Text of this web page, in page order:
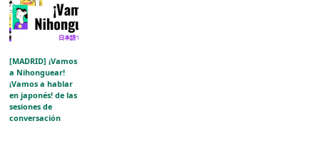
[MADRID] ¡Vamos
a Nihonguear!
¡Vamos a hablar
en japonés! de las
sesiones de
conversación